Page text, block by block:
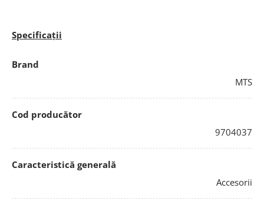
Specificații
Brand
MTS
Cod producător
9704037
Caracteristică generală
Accesorii